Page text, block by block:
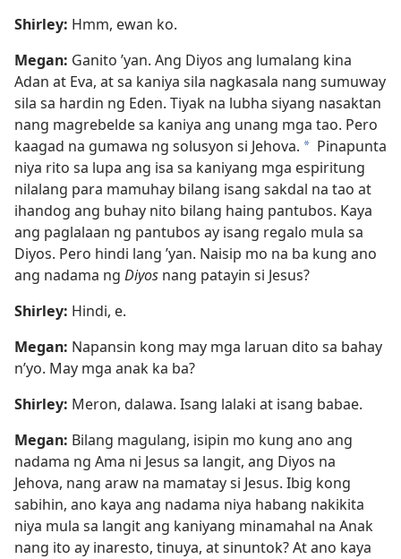
Shirley: Hmm, ewan ko.
Megan: Ganito ’yan. Ang Diyos ang lumalang kina
Adan at Eva, at sa kaniya sila nagkasala nang sumuway
sila sa hardin ng Eden. Tiyak na lubha siyang nasaktan
nang magrebelde sa kaniya ang unang mga tao. Pero
kaagad na gumawa ng solusyon si Jehova. * Pinapunta
niya rito sa lupa ang isa sa kaniyang mga espiritung
nilalang para mamuhay bilang isang sakdal na tao at
ihandog ang buhay nito bilang haing pantubos. Kaya
ang paglalaan ng pantubos ay isang regalo mula sa
Diyos. Pero hindi lang ’yan. Naisip mo na ba kung ano
ang nadama ng Diyos nang patayin si Jesus?
Shirley: Hindi, e.
Megan: Napansin kong may mga laruan dito sa bahay
n’yo. May mga anak ka ba?
Shirley: Meron, dalawa. Isang lalaki at isang babae.
Megan: Bilang magulang, isipin mo kung ano ang
nadama ng Ama ni Jesus sa langit, ang Diyos na
Jehova, nang araw na mamatay si Jesus. Ibig kong
sabihin, ano kaya ang nadama niya habang nakikita
niya mula sa langit ang kaniyang minamahal na Anak
nang ito ay inaresto, tinuya, at sinuntok? At ano kaya